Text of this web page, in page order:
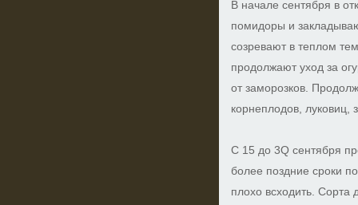
В начале сентября в
помидоры и
созревают в теплом
продолжают уход за
от заморозков.
корнеплодов, луковиц,
С 15 до 3Q сентября
более поздние сроки
плохо всходить.